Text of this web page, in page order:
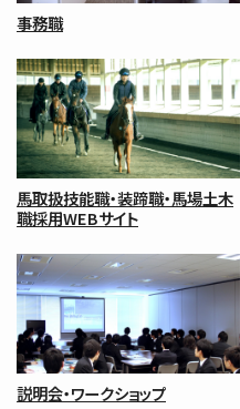
事務職
馬取扱技能職・装蹄職・馬場土木
職採用WEBサイト
説明会・ワークショップ